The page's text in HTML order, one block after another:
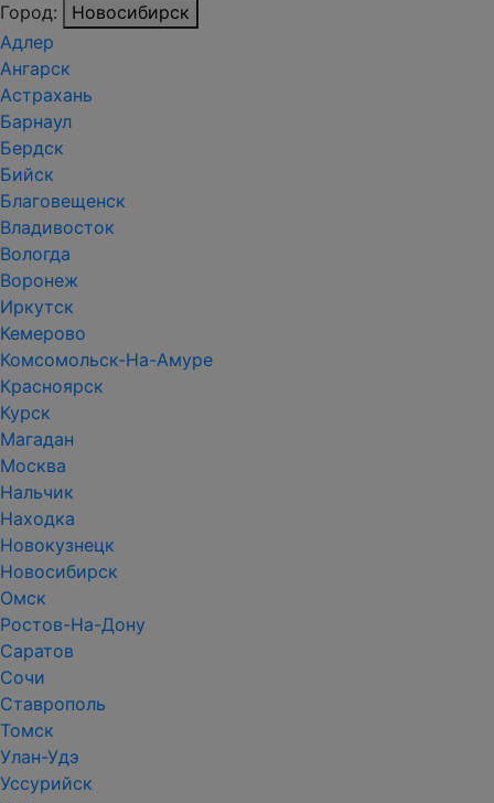
Город:
Новосибирск
Адлер
Ангарск
Астрахань
Барнаул
Бердск
Бийск
Благовещенск
Владивосток
Вологда
Воронеж
Иркутск
Кемерово
Комсомольск-На-Амуре
Красноярск
Курск
Магадан
Москва
Нальчик
Находка
Новокузнецк
Новосибирск
Омск
Ростов-На-Дону
Саратов
Сочи
Ставрополь
Томск
Улан-Удэ
Уссурийск